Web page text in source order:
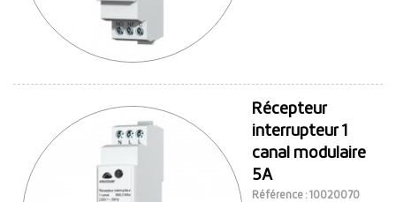
Récepteur
interrupteur 1
canal modulaire
5A
Référence : 10020070